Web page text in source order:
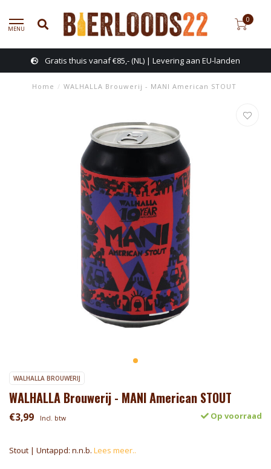
MENU
0
Gratis thuis vanaf €85,- (NL) | Levering aan EU-landen
Home / WALHALLA Brouwerij - MANI American STOUT
WALHALLA BROUWERIJ
WALHALLA Brouwerij - MANI American STOUT
€3,99 Incl. btw Op voorraad
Stout | Untappd: n.n.b. Lees meer..